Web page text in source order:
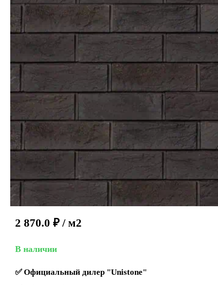
2 870.0 ₽ / м2
В наличии
✅Официальный дилер "Unistone"